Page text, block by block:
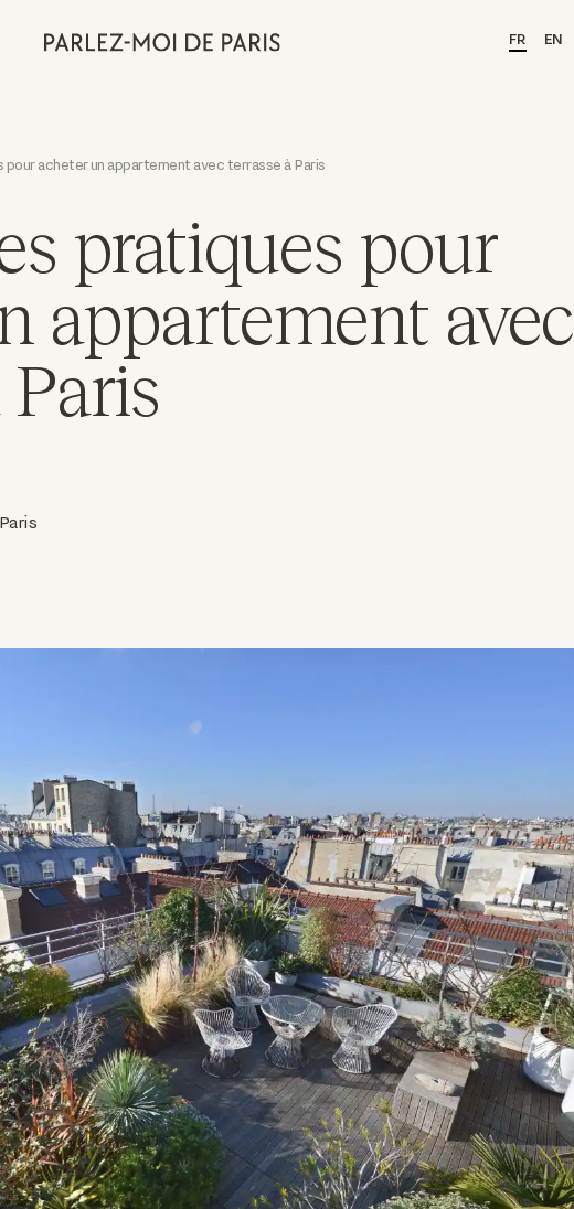
FR EN
pour acheter un appartement avec terrasse à Paris
pratiques pour
appartement avec